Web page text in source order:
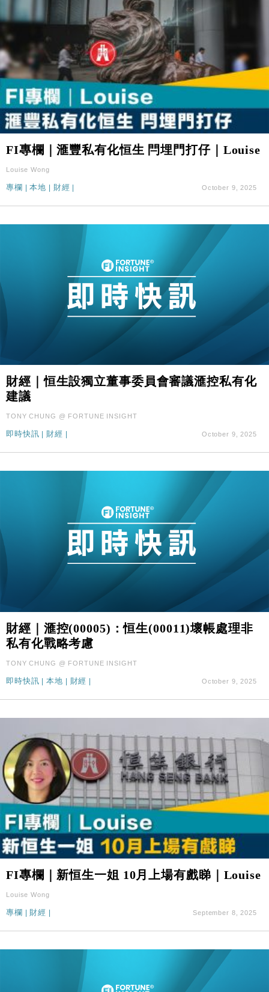
FI專欄｜滙豐私有化恒生 閂埋門打仔｜Louise
Louise Wong
專欄 |本地 財經 October 9, 2025
財經｜恒生設獨立董事委員會審議滙控私有化
建議
TONY CHUNG @ FORTUNE INSIGHT
即時快訊 財經 October 9, 2025
財經｜滙控(00005)：恒生(00011)壞帳處理非
私有化戰略考慮
TONY CHUNG @ FORTUNE INSIGHT
即時快訊 |本地 | 財經 | October 9, 2025
FI專欄｜新恒生一姐 10月上場有戲睇｜Louise
Louise Wong
專欄 財經 September 8, 2025